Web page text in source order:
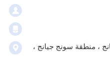
كون جانج ، منطقة سونج جيانج ،